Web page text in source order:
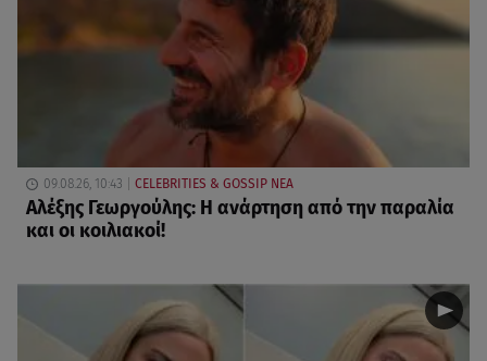
09.08.26, 10:43 CELEBRITIES & GOSSIP ΝΕΑ
Αλέξης Γεωργούλης: Η ανάρτηση από την παραλία
και οι κοιλιακοί!